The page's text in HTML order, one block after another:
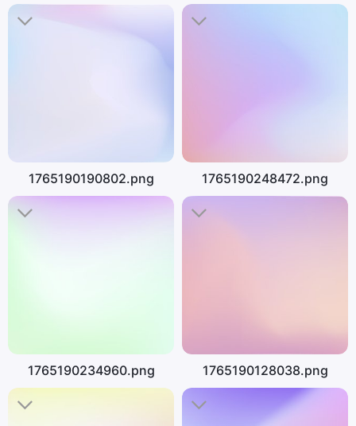
1765190190802.png 1765190248472.png
1765190234960.png 1765190128038.png